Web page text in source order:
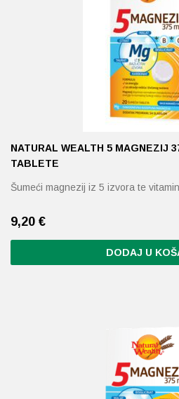
NATURAL WEALTH 5 MAGNEZIJ
TABLETE
Šumeći magnezij iz 5 izvora te
9,20 €
DODAJ U